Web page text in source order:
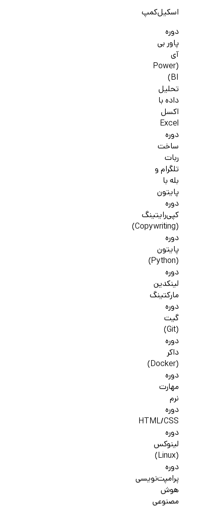
اسکیل‌کمپ
دوره
پاور بی
آی
(Power
BI)
تحلیل
داده با
اکسل
Excel
دوره
ساخت
ربات
تلگرام و
بله با
پایتون
دوره
کپی‌رایتینگ
(Copywriting)
دوره
پایتون
(Python)
دوره
لینکدین
مارکتینگ
دوره
گیت
(Git)
دوره
داکر
(Docker)
دوره
مهارت
نرم
دوره
HTML/CSS
دوره
لینوکس
(Linux)
دوره
پرامپت‌نویسی
هوش
مصنوعی